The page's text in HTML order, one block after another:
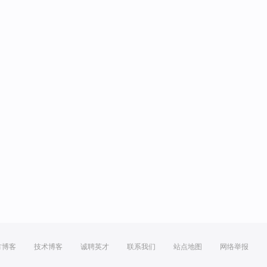
博客 技术博客 诚聘英才 联系我们 站点地图 网络举报